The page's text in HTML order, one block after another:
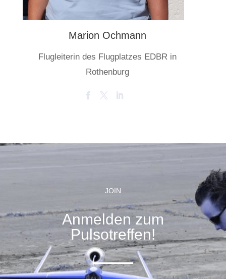
Marion Ochmann
Flugleiterin des Flugplatzes EDBR in
Rothenburg
JOIN
Anmelden zum
Pulsotreffen!